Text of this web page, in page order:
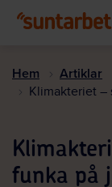
Hem Artiklar
Klimakteriet –
funka på